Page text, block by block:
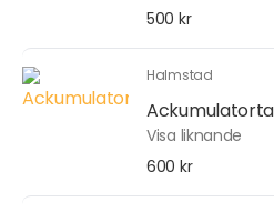
500 kr
Halmstad
Visa liknande
600 kr